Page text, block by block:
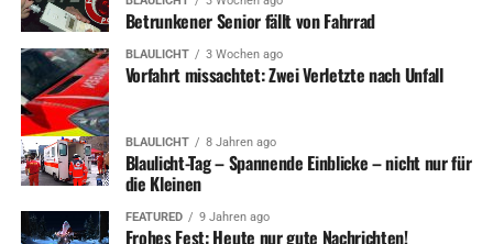
Betrunkener Senior fällt von Fahrrad
BLAULICHT 3 Wochen ago
Vorfahrt missachtet: Zwei Verletzte nach Unfall
BLAULICHT 8 Jahren ago
Blaulicht-Tag – Spannende Einblicke – nicht nur für
die Kleinen
FEATURED 9 Jahren ago
Frohes Fest: Heute nur gute Nachrichten!